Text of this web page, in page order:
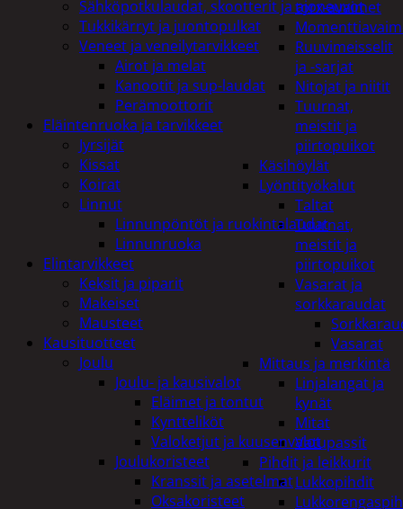
torx-avaimet
Ruuvimeisselit
ja -sarjat
Nitojat ja niitit
Tuurnat,
meistit ja
piirtopuikot
Käsihöylät
Lyöntityökalut
Taltat
Tuurnat,
meistit ja
piirtopuikot
Vasarat ja
sorkkaraudat
Vasarat
Mittaus ja merkintä
Linjalangat ja
kynät
Mitat
Vatupassit
Pihdit ja leikkurit
Lukkopihdit
Sähköpotkulaudat, skootterit ja ajoneuvot
Tukkikärryt ja juontopulkat
Veneet ja veneilytarvikkeet
Airot ja melat
Kanootit ja sup-laudat
Perämoottorit
Eläintenruoka ja tarvikkeet
Jyrsijät
Kissat
Koirat
Linnut
Linnunpöntöt ja ruokintalaudat
Linnunruoka
Elintarvikkeet
Keksit ja piparit
Makeiset
Mausteet
Kausituotteet
Joulu
Joulu- ja kausivalot
Eläimet ja tontut
Kyntteliköt
Valoketjut ja kuusenvalot
Joulukoristeet
Kranssit ja asetelmat
Oksakoristeet